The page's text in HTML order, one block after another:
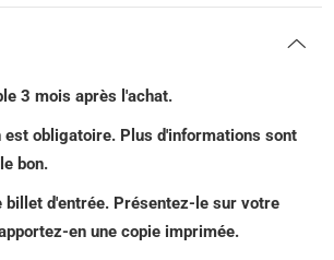
3 mois après l'achat.
est obligatoire. Plus d'informations sont
bon.
billet d'entrée. Présentez-le sur votre
en une copie imprimée.